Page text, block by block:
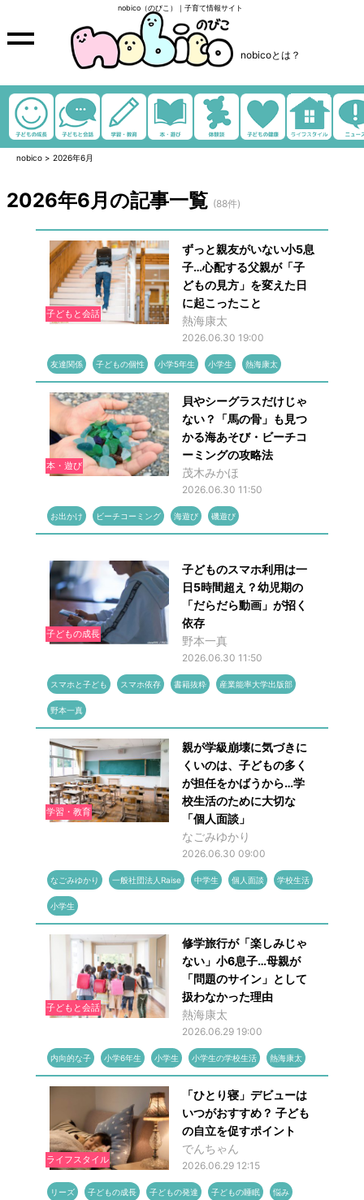
nobico（のびこ）｜子育て情報サイト
nobicoとは？
nobico > 2026年6月
2026年6月の記事一覧 (88件)
子どもと会話
ずっと親友がいない小5息
子…心配する父親が「子
どもの見方」を変えた日
に起こったこと
熱海康太
2026.06.30 19:00
友達関係 子どもの個性 小学5年生 小学生 熱海康太
本・遊び
貝やシーグラスだけじゃ
ない？「馬の骨」も見つ
かる海あそび・ビーチコ
ーミングの攻略法
茂木みかほ
2026.06.30 11:50
お出かけ ビーチコーミング 海遊び 磯遊び
子どもの成長
子どものスマホ利用は一
日5時間超え？幼児期の
「だらだら動画」が招く
依存
野本一真
2026.06.30 11:50
スマホと子ども スマホ依存 書籍抜粋 産業能率大学出版部
野本一真
学習・教育
親が学級崩壊に気づきに
くいのは、子どもの多く
が担任をかばうから…学
校生活のために大切な
「個人面談」
なごみゆかり
2026.06.30 09:00
なごみゆかり 一般社団法人Raise 中学生 個人面談 学校生活
小学生
子どもと会話
修学旅行が「楽しみじゃ
ない」小6息子…母親が
「問題のサイン」として
扱わなかった理由
熱海康太
2026.06.29 19:00
内向的な子 小学6年生 小学生 小学生の学校生活 熱海康太
ライフスタイル
「ひとり寝」デビューは
いつがおすすめ？ 子ども
の自立を促すポイント
でんちゃん
2026.06.29 12:15
リーズ 子どもの成長 子どもの発達 子どもの睡眠 悩み